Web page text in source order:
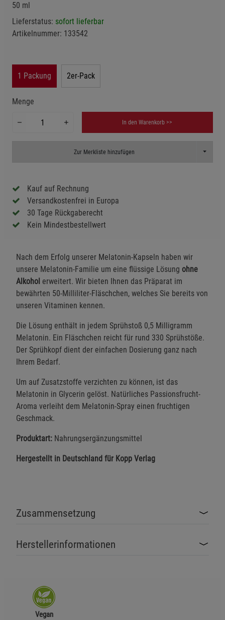
50 ml
Lieferstatus: sofort lieferbar
Artikelnummer: 133542
1 Packung 2er-Pack
Menge
In den Warenkorb >>
Zur Merkliste hinzufügen Toggle
Kauf auf Rechnung
Versandkostenfrei in Europa
30 Tage Rückgaberecht
Kein Mindestbestellwert
Nach dem Erfolg unserer Melatonin-Kapseln haben wir
unsere Melatonin-Familie um eine flüssige Lösung ohne
Alkohol erweitert. Wir bieten Ihnen das Präparat im
bewährten 50-Milliliter-Fläschchen, welches Sie bereits von
unseren Vitaminen kennen.
Die Lösung enthält in jedem Sprühstoß 0,5 Milligramm
Melatonin. Ein Fläschchen reicht für rund 330 Sprühstöße.
Der Sprühkopf dient der einfachen Dosierung ganz nach
Ihrem Bedarf.
Um auf Zusatzstoffe verzichten zu können, ist das
Melatonin in Glycerin gelöst. Natürliches Passionsfrucht-
Aroma verleiht dem Melatonin-Spray einen fruchtigen
Geschmack.
Produktart: Nahrungsergänzungsmittel
Hergestellt in Deutschland für Kopp Verlag
Zusammensetzung
Herstellerinformationen
Vegan